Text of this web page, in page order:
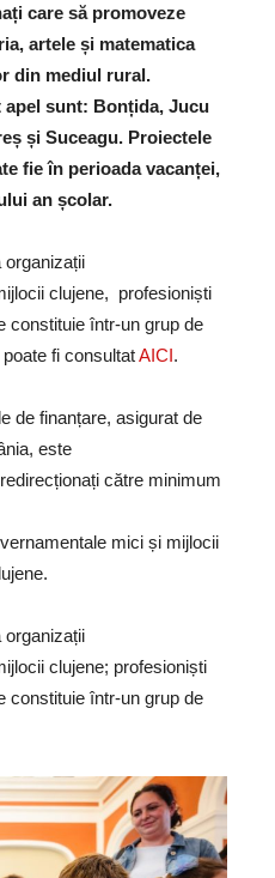
care să promoveze
artele și matematica
din mediul rural.
sunt: Bonțida, Jucu
și Suceagu. Proiectele
fie în perioada vacanței,
an școlar.
organizații
clujene, profesioniști
constituie într-un grup de
fi consultatAICI.
de finanțare, asigurat de
este
către minimum
mici și mijlocii
organizații
clujene; profesioniști
constituie într-un grup de